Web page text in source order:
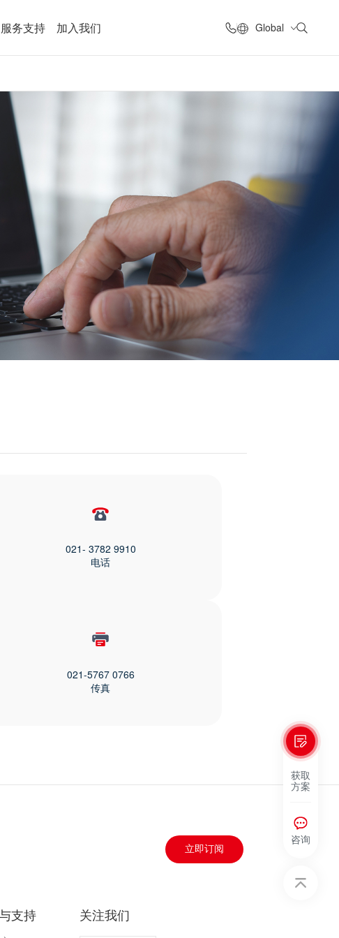
服务支持 加入我们 Global
021- 3782 9910
电话
021-5767 0766
传真
获取
方案
咨询
立即订阅
支持 关注我们